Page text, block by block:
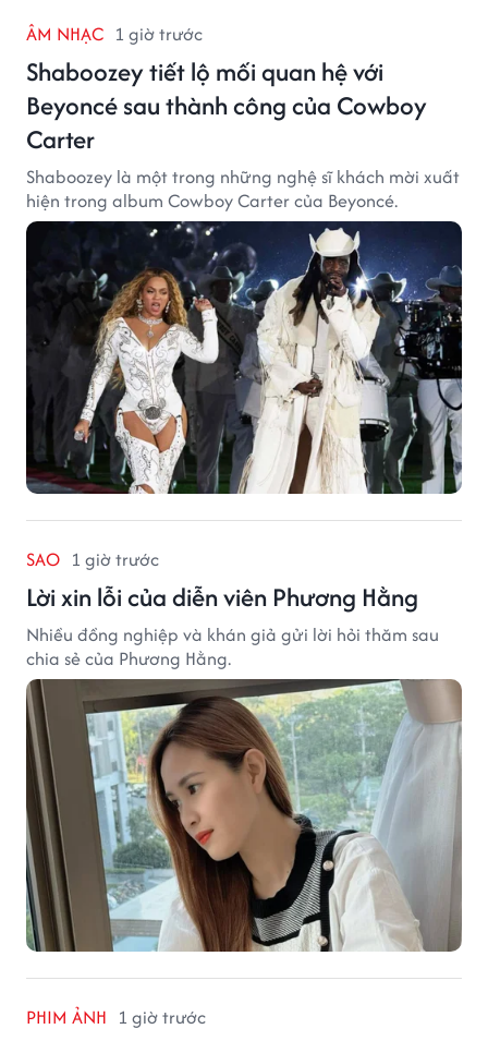
ÂM NHẠC 1 giờ trước
Shaboozey tiết lộ mối quan hệ với
Beyoncé sau thành công của Cowboy
Carter
Shaboozey là một trong những nghệ sĩ khách mời xuất
hiện trong album Cowboy Carter của Beyoncé.
SAO 1 giờ trước
Lời xin lỗi của diễn viên Phương Hằng
Nhiều đồng nghiệp và khán giả gửi lời hỏi thăm sau
chia sẻ của Phương Hằng.
PHIM ẢNH 1 giờ trước